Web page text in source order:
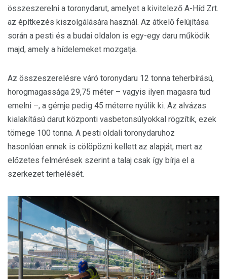
összeszerelni a toronydarut, amelyet a kivitelező A-Híd Zrt.
az építkezés kiszolgálására használ. Az átkelő felújítása
során a pesti és a budai oldalon is egy-egy daru működik
majd, amely a hídelemeket mozgatja.
Az összeszerelésre váró toronydaru 12 tonna teherbírású,
horogmagassága 29,75 méter – vagyis ilyen magasra tud
emelni –, a gémje pedig 45 méterre nyúlik ki. Az alvázas
kialakítású darut központi vasbetonsúlyokkal rögzítik, ezek
tömege 100 tonna. A pesti oldali toronydaruhoz
hasonlóan ennek is cölöpözni kellett az alapját, mert az
előzetes felmérések szerint a talaj csak így bírja el a
szerkezet terhelését.